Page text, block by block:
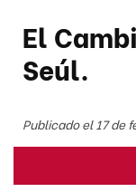
El
Seúl.
Publicado el 17 de